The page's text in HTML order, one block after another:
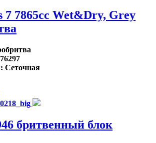
7 7865cc Wet&Dry, Grey
: Сеточная
бритвенный блок